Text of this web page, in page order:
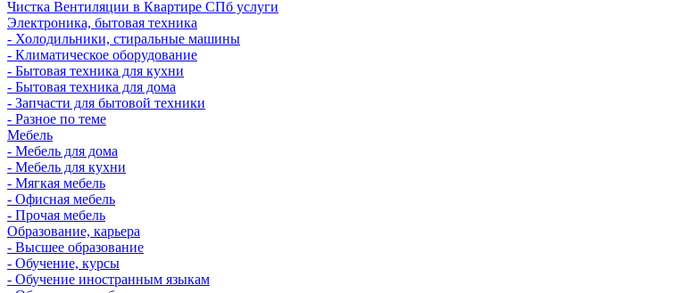
Чистка Вентиляции в Квартире СПб услуги
Электроника, бытовая техника
- Холодильники, стиральные машины
- Климатическое оборудование
- Бытовая техника для кухни
- Бытовая техника для дома
- Запчасти для бытовой техники
- Разное по теме
Мебель
- Мебель для дома
- Мебель для кухни
- Мягкая мебель
- Офисная мебель
- Прочая мебель
Образование, карьера
- Высшее образование
- Обучение, курсы
- Обучение иностранным языкам